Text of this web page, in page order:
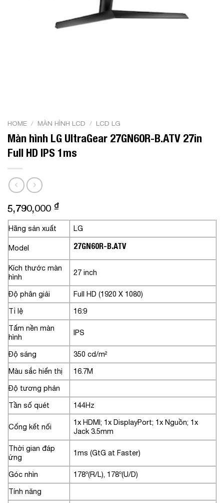
HOME / MÀN HÌNH LCD / LCD LG
Màn hình LG UltraGear 27GN60R-B.ATV 27in
Full HD IPS 1ms
5,790,000 ₫
Hãng sản xuất LG
Model 27GN60R-B.ATV
Kích thước màn
hình
27 inch
Độ phân giải
Full HD (1920 X 1080)
Tỉ lệ
16:9
Tấm nền màn
hình
IPS
Độ sáng
350 cd/m²
Màu sắc hiển thị
16.7M
Độ tương phản
Tần số quét
144Hz
Cổng kết nối
1x HDMI; 1x DisplayPort; 1x Nguồn; 1x
Jack 3.5mm
Thời gian đáp
ứng
1ms (GtG at Faster)
Góc nhìn
178º(R/L), 178º(U/D)
Tính năng